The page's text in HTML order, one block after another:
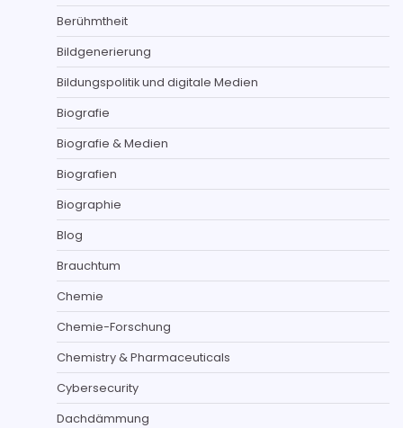
Berühmtheit
Bildgenerierung
Bildungspolitik und digitale Medien
Biografie
Biografie & Medien
Biografien
Biographie
Blog
Brauchtum
Chemie
Chemie-Forschung
Chemistry & Pharmaceuticals
Cybersecurity
Dachdämmung